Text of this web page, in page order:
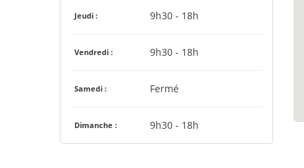
Jeudi : 9h30 - 18h
Vendredi : 9h30 - 18h
Samedi : Fermé
Dimanche : 9h30 - 18h